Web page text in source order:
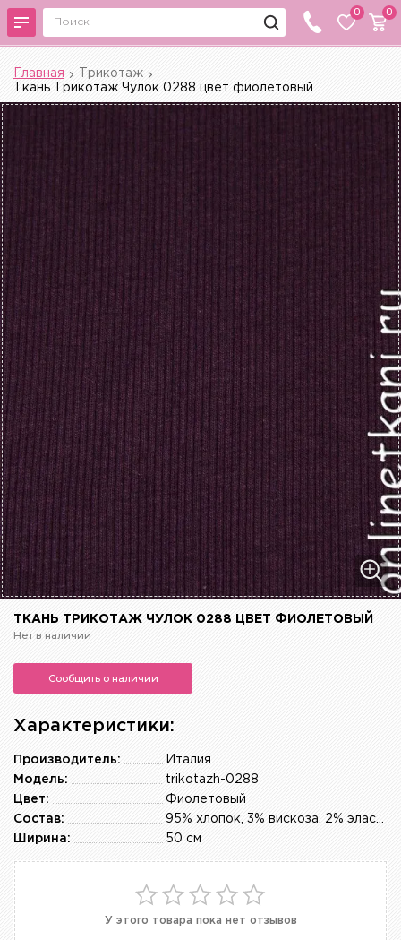
0 0
Главная
Трикотаж
Ткань Трикотаж Чулок 0288 цвет фиолетовый
ТКАНЬ ТРИКОТАЖ ЧУЛОК 0288 ЦВЕТ ФИОЛЕТОВЫЙ
Нет в наличии
Сообщить о наличии
Характеристики:
Италия
Производитель:
trikotazh-0288
Модель:
Фиолетовый
Цвет:
Состав:
50 см
Ширина:
У этого товара пока нет отзывов